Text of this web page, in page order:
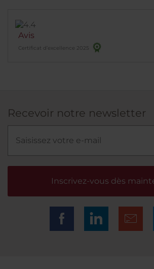
Avis
Certificat d’excellence 2025
Recevoir notre newsletter
Inscrivez-vous dès